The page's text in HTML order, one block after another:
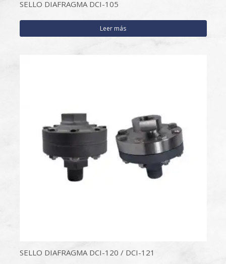
SELLO DIAFRAGMA DCI-105
Leer más
SELLO DIAFRAGMA DCI-120 / DCI-121